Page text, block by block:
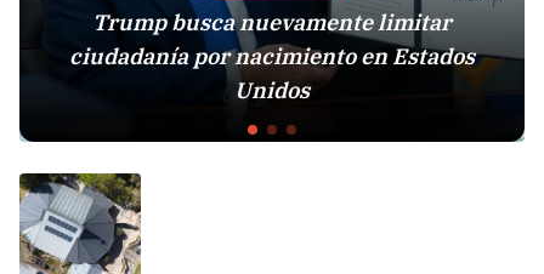
Trump busca nuevamente limitar
ciudadanía por nacimiento en Estados
Unidos